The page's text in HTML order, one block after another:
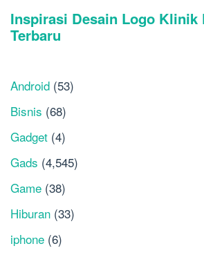
Android (53)
Bisnis (68)
Gadget (4)
Gads (4,545)
Game (38)
Hiburan (33)
iphone (6)